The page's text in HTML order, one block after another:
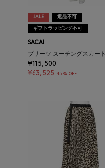
SALE 返品不可
ギフトラッピング不可
SACAI
プリーツ スーチングスカート
¥115,500
¥63,525 45% OFF